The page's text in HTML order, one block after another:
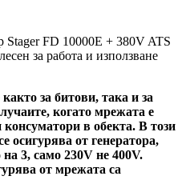
Stager FD 10000E + 380V ATS
за работа и използване
за битови, така и за
когато мрежата е
в обекта. В този
осигурява от генератора,
3, само 230V не 400V.
от мрежата са